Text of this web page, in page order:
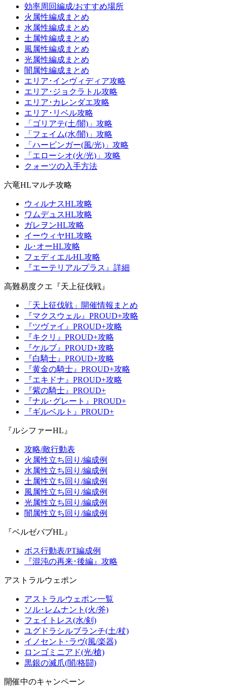
効率周回編成/おすすめ場所
火属性編成まとめ
水属性編成まとめ
土属性編成まとめ
風属性編成まとめ
光属性編成まとめ
闇属性編成まとめ
エリア･インヴィディア攻略
エリア･ジョクラトル攻略
エリア･カレンダエ攻略
エリア･リベル攻略
「ゴリアテ(土/闇)」攻略
「フェイム(水/闇)」攻略
「ハービンガー(風/光)」攻略
「エローシオ(火/光)」攻略
クォーツの入手方法
六竜HLマルチ攻略
ウィルナスHL攻略
ワムデュスHL攻略
ガレヲンHL攻略
イーウィヤHL攻略
ル･オーHL攻略
フェディエルHL攻略
『エーテリアルプラス』詳細
高難易度クエ『天上征伐戦』
「天上征伐戦」開催情報まとめ
『マクスウェル』PROUD+攻略
『ツヴァイ』PROUD+攻略
『キクリ』PROUD+攻略
『ケルブ』PROUD+攻略
『白騎士』PROUD+攻略
『黄金の騎士』PROUD+攻略
『エキドナ』PROUD+攻略
『紫の騎士』PROUD+
『ナル･グレート』PROUD+
『ギルベルト』PROUD+
『ルシファーHL』
攻略/敵行動表
火属性立ち回り/編成例
水属性立ち回り/編成例
土属性立ち回り/編成例
風属性立ち回り/編成例
光属性立ち回り/編成例
闇属性立ち回り/編成例
『ベルゼバブHL』
ボス行動表/PT編成例
『混沌の再来･後編』攻略
アストラルウェポン
アストラルウェポン一覧
ソル･レムナント(火/斧)
フェイトレス(水/剣)
ユグドラシルブランチ(土/杖)
イノセント･ラヴ(風/楽器)
ロンゴミニアド(光/槍)
黒銀の滅爪(闇/格闘)
開催中のキャンペーン